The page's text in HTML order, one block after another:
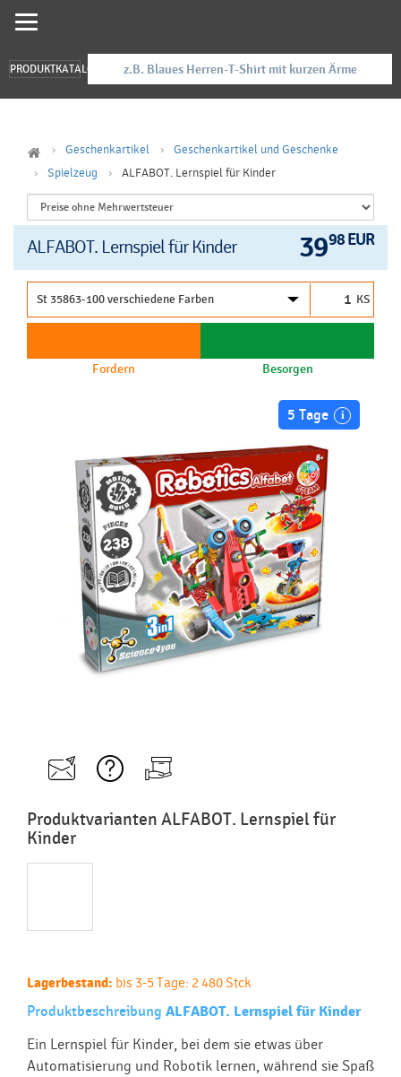
PRODUKTKATALOG
Geschenkartikel
Geschenkartikel und Geschenke
Spielzeug
ALFABOT. Lernspiel für Kinder
ALFABOT. Lernspiel für Kinder 3998 EUR
KS
Fordern Besorgen
5 Tage
Produktvarianten ALFABOT. Lernspiel für
Kinder
Lagerbestand: bis 3-5 Tage: 2 480 Stck
Produktbeschreibung ALFABOT. Lernspiel für Kinder
Ein Lernspiel für Kinder, bei dem sie etwas über
Automatisierung und Robotik lernen, während sie Spaß